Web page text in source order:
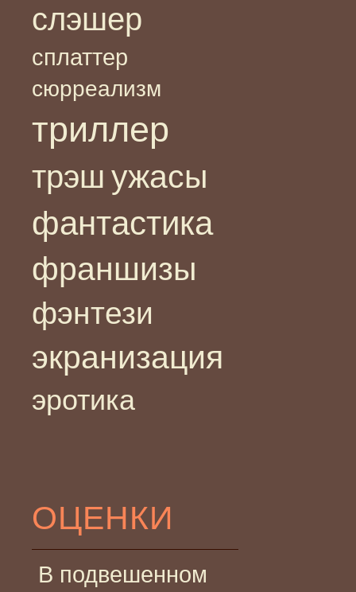
слэшер
сплаттер
сюрреализм
триллер
трэш ужасы
фантастика
франшизы
фэнтези
экранизация
эротика
ОЦЕНКИ
В подвешенном